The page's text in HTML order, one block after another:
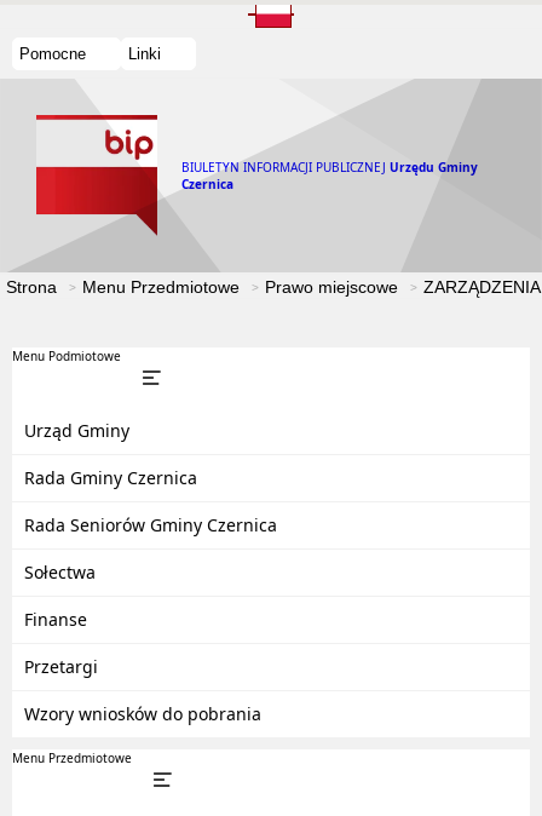
Pomocne Linki
BIULETYN INFORMACJI PUBLICZNEJ Urzędu Gminy
Czernica
Strona Menu Przedmiotowe Prawo miejscowe
Menu Podmiotowe
Urząd Gminy
Rada Gminy Czernica
Rada Seniorów Gminy Czernica
Sołectwa
Finanse
Przetargi
Wzory wniosków do pobrania
Menu Przedmiotowe